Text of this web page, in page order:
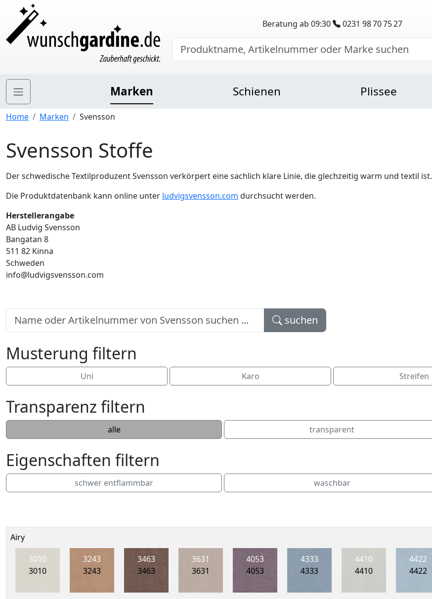
Beratung ab 09:30 0231 98 70 75 27
Marken Schienen Plissee
Home Marken Svensson
Svensson Stoffe
Der schwedische Textilproduzent Svensson verkörpert eine sachlich klare Linie, die glechzeitig warm und textil ist.
Die Produktdatenbank kann online unter ludvigsvensson.com durchsucht werden.
Herstellerangabe
AB Ludvig Svensson
Bangatan 8
511 82 Kinna
Schweden
info@ludvigsvensson.com
suchen
Musterung filtern
Uni Karo Streifen
Transparenz filtern
alle transparent
Eigenschaften filtern
schwer entflammbar waschbar
Airy
3010
3010
3243
3243
3463
3463
3631
3631
4053
4053
4333
4333
4410
4410
4422
4422